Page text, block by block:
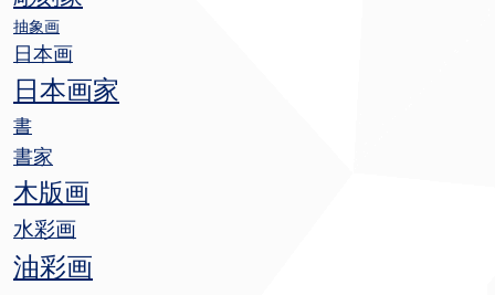
抽象画
日本画
日本画家
書
書家
木版画
水彩画
油彩画